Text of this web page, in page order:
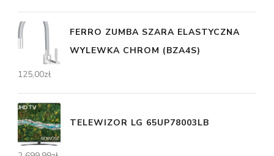
FERRO ZUMBA SZARA ELASTYCZNA
WYLEWKA CHROM (BZA4S)
125,00zł
TELEWIZOR LG 65UP78003LB